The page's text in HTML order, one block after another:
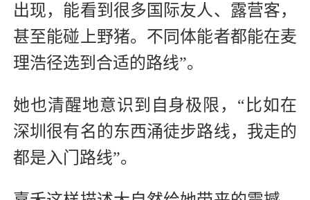
出现，能看到很多国际友人、露营客，
甚至能碰上野猪。不同体能者都能在麦
理浩径选到合适的路线”。
她也清醒地意识到自身极限，“比如在
深圳很有名的东西涌徒步路线，我走的
都是入门路线”。